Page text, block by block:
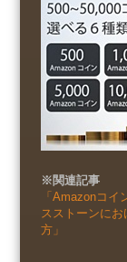
※関連記事
「Amazonコ
スストーンに
方」